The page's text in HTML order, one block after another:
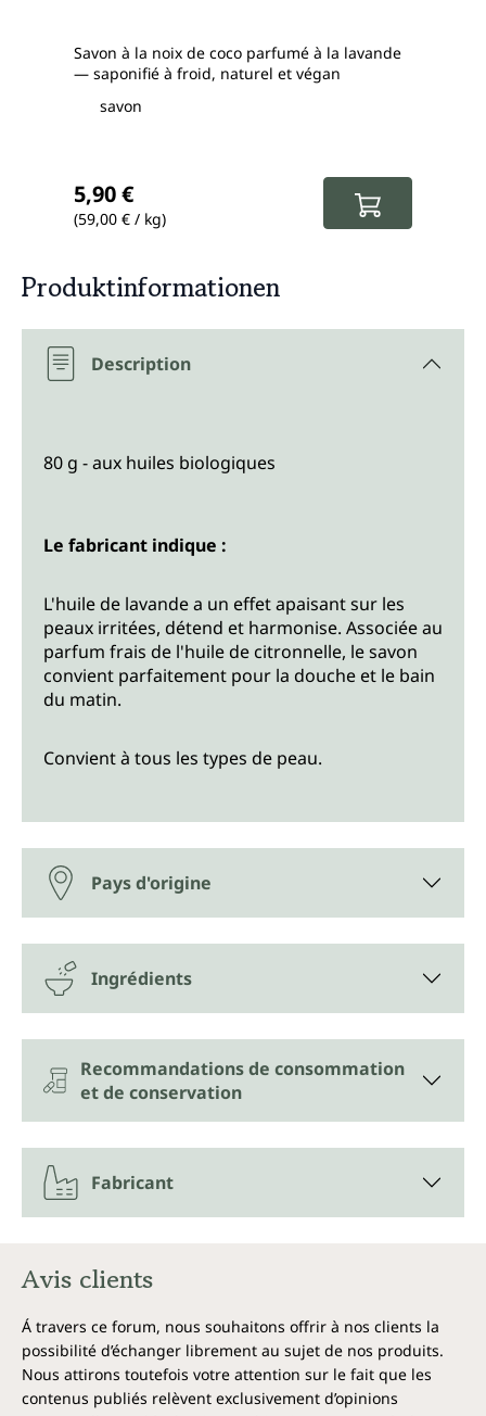
Savon à la noix de coco parfumé à la lavande
— saponifié à froid, naturel et végan
savon
5,90 €
(59,00 € / kg)
Produktinformationen
Description
80 g - aux huiles biologiques
Le fabricant indique :
L'huile de lavande a un effet apaisant sur les
peaux irritées, détend et harmonise. Associée au
parfum frais de l'huile de citronnelle, le savon
convient parfaitement pour la douche et le bain
du matin.
Convient à tous les types de peau.
Pays d'origine
Ingrédients
Recommandations de consommation
et de conservation
Fabricant
Avis clients
Á travers ce forum, nous souhaitons offrir à nos clients la
possibilité d’échanger librement au sujet de nos produits.
Nous attirons toutefois votre attention sur le fait que les
contenus publiés relèvent exclusivement d’opinions